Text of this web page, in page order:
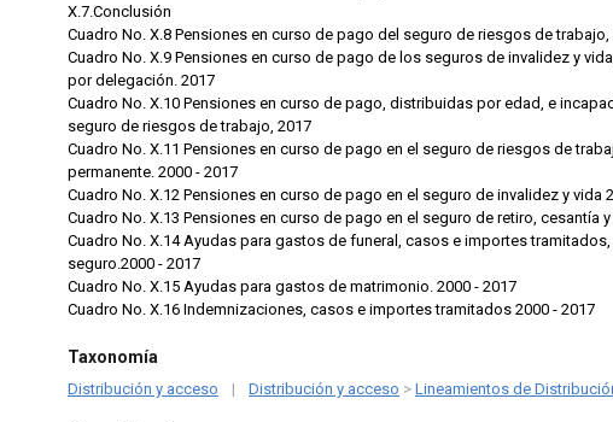
X.7.Conclusión
Cuadro No. X.8 Pensiones en curso de pago del seguro de riesgos de
Cuadro No. X.9 Pensiones en curso de pago de los seguros de invalidez y vida; retiro, cesantía y vejez,
por delegación. 2017
Cuadro No. X.10 Pensiones en curso de pago, distribuidas por edad, e incapacidad permanente del
seguro de riesgos de trabajo, 2017
Cuadro No. X.11 Pensiones en curso de pago en el seguro de riesgos de trabajo por incapacidad
permanente. 2000 - 2017
Cuadro No. X.13 Pensiones en curso de pago en el seguro de retiro,
Cuadro No. X.14 Ayudas para gastos de funeral, casos e importes tramitados, por ramo de
seguro.2000 - 2017
Cuadro No. X.15 Ayudas para gastos de matrimonio. 2000 - 2017
Cuadro No. X.16 Indemnizaciones, casos e importes tramitados 2000 - 2017
Taxonomía
Distribución y acceso | Distribución y acceso > Lineamientos de